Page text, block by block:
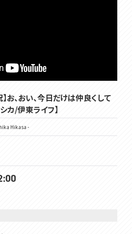
お、おい、今日だけは仲良くして
カ/伊東ライフ】
Hikasa -